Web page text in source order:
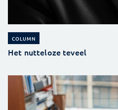
COLUMN
Het nutteloze teveel